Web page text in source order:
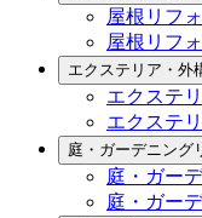
屋根リフ
屋根リフ
エクステリア・外
エクステ
エクステ
庭・ガーデニング
庭・ガー
庭・ガー